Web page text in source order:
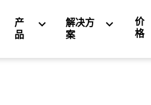
产
品
解决方
案
价
格